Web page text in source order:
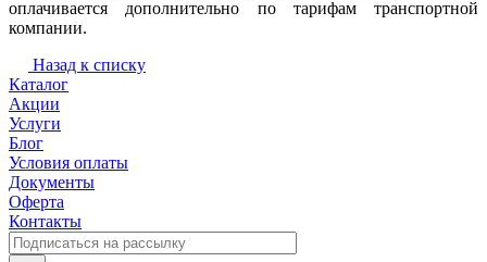
оплачивается дополнительно по тарифам транспортной
компании.
Назад к списку
Каталог
Акции
Услуги
Блог
Условия оплаты
Документы
Оферта
Контакты